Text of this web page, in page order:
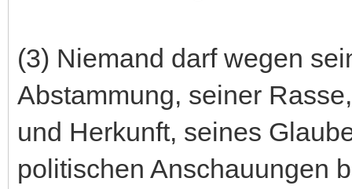
(3) Niemand darf wegen
Abstammung, seiner
und Herkunft, seines
politischen Anschauungen